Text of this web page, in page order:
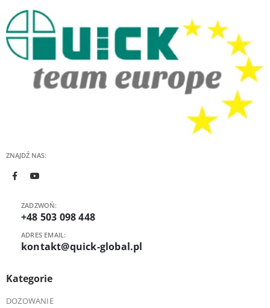
ZNAJDŹ NAS:
ZADZWOŃ:
+48 503 098 448
ADRES EMAIL:
kontakt@quick-global.pl
Kategorie
DOZOWANIE